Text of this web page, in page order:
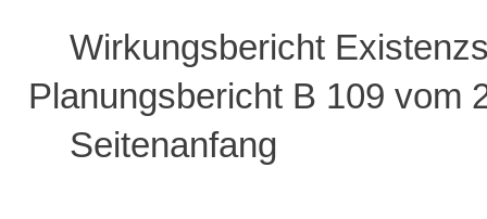
Wirkungsbericht
Planungsbericht B 109 vom
Seitenanfang